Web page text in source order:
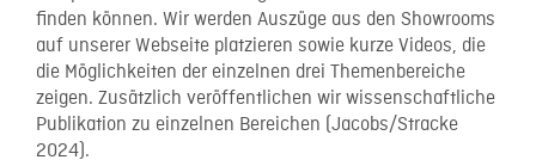
finden können. Wir werden Auszüge aus den Showrooms
auf unserer Webseite platzieren sowie kurze Videos, die
die Möglichkeiten der einzelnen drei Themenbereiche
zeigen. Zusätzlich veröffentlichen wir wissenschaftliche
Publikation zu einzelnen Bereichen (Jacobs/Stracke
2024).